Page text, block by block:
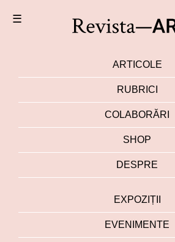
☰
ARTICOLE
RUBRICI
COLABORĂRI
SHOP
DESPRE
EXPOZIȚII
EVENIMENTE